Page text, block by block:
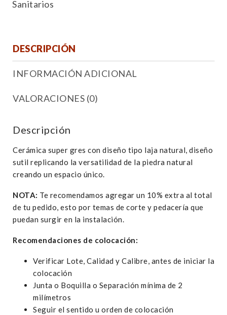
Sanitarios
DESCRIPCIÓN
INFORMACIÓN ADICIONAL
VALORACIONES (0)
Descripción
Cerámica super gres con diseño tipo laja natural, diseño
sutil replicando la versatilidad de la piedra natural
creando un espacio único.
NOTA: Te recomendamos agregar un 10% extra al total
de tu pedido, esto por temas de corte y pedacería que
puedan surgir en la instalación.
Recomendaciones de colocación:
Verificar Lote, Calidad y Calibre, antes de iniciar la
colocación
Junta o Boquilla o Separación mínima de 2
milímetros
Seguir el sentido u orden de colocación